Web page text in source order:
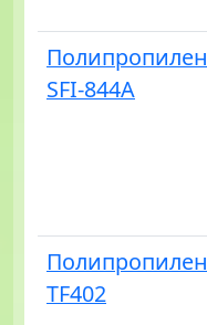
Полипропилен
SFI-844A
Полипропилен
TF402